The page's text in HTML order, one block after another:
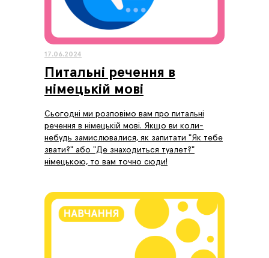
Питальні речення в
німецькій мові
Сьогодні ми розповімо вам про питальні
речення в німецькій мові. Якщо ви коли-
небудь замислювалися, як запитати "Як тебе
звати?" або "Де знаходиться туалет?"
німецькою, то вам точно сюди!
17.06.2024